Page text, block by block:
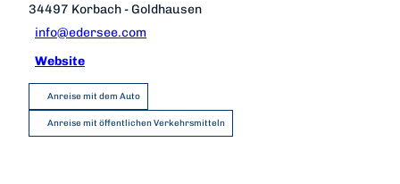
34497 Korbach- Goldhausen
info@edersee.com
Website
Anreise mit dem Auto
Anreise mit öffentlichen Verkehrsmitteln